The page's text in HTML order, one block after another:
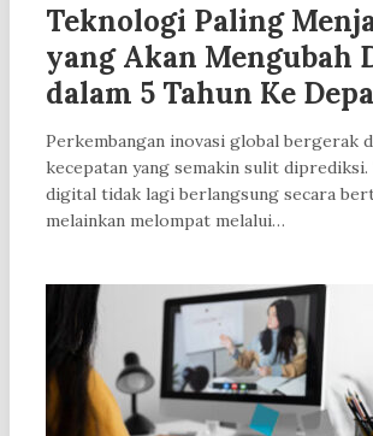
Teknologi Paling
yang Akan Mengubah
dalam 5 Tahun Ke
Perkembangan inovasi global bergerak
kecepatan yang semakin sulit
digital tidak lagi berlangsung secara
melainkan melompat melalui…